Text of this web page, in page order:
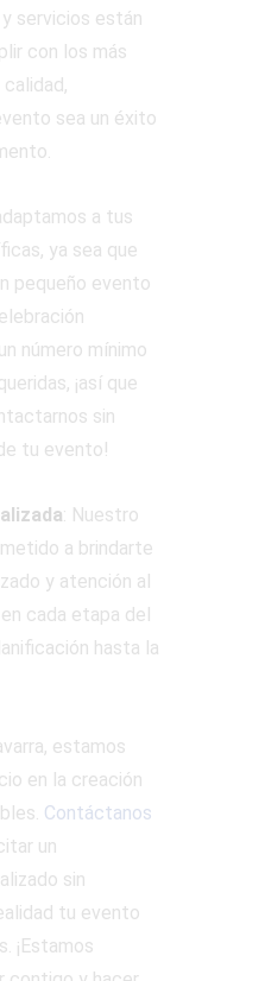
servicios están
con los más
sea un éxito
a tus
ya sea que
pequeño evento
número mínimo
¡así que
sin
tu evento!
: Nuestro
a brindarte
y atención al
cada etapa del
hasta la
estamos
en la creación
Contáctanos
un
sin
tu evento
¡Estamos